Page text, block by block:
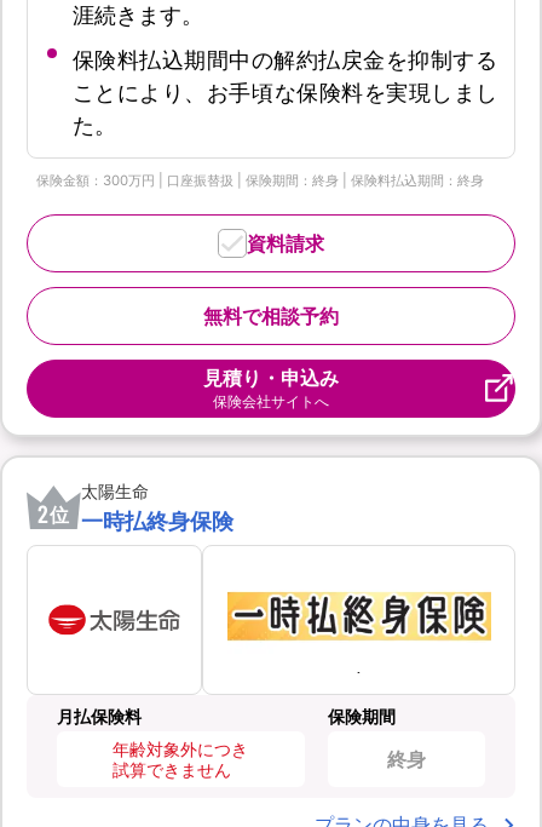
涯続きます。
保険料払込期間中の解約払戻金を抑制する
ことにより、お手頃な保険料を実現しまし
た。
保険金額：300万円 | 口座振替扱 | 保険期間：終身 | 保険料払込期間：終身
無料で相談予約
資料請求
見積り・申込み
保険会社サイトへ
2位
太陽生命
一時払終身保険
月払保険料
年齢対象外につき
試算できません
保険期間
終身